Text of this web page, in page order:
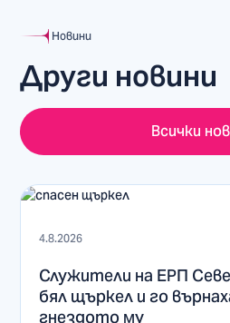
Новини
Други новини
Всички
4.8.2026
Служители на ЕРП
бял щъркел и го
гнездото му